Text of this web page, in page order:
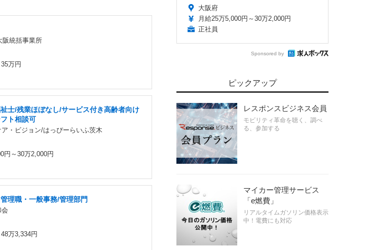
阪統括事業所
万円
士/残業ほぼなし/サービス付き高齢者向け
ト相談可
・ビジョン/はっぴーらいふ茨木
円～30万2,000円
理職・一般事務/管理部門
万3,334円
大阪府
月給25万5,000円～30万2,000円
正社員
Sponsored by
ピックアップ
レスポンスビジネス会員
モビリティ革命を聴く、調べ
る、参加する
マイカー管理サービス
「e燃費」
リアルタイムガソリン価格表示
中！電費にも対応